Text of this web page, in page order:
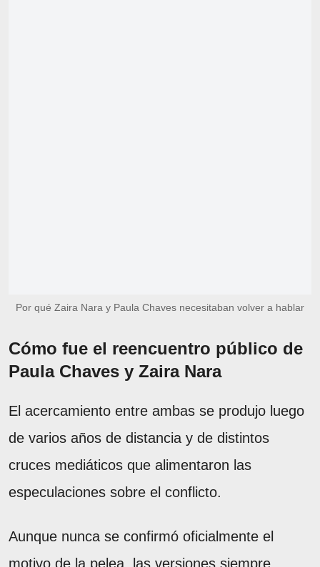
Por qué Zaira Nara y Paula Chaves necesitaban volver a hablar
Cómo fue el reencuentro público de
Paula Chaves y Zaira Nara
El acercamiento entre ambas se produjo luego
de varios años de distancia y de distintos
cruces mediáticos que alimentaron las
especulaciones sobre el conflicto.
Aunque nunca se confirmó oficialmente el
motivo de la pelea, las versiones siempre